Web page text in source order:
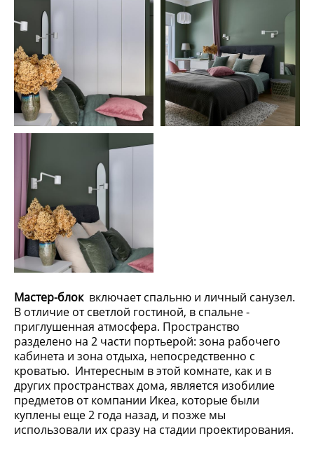
Мастер-блок включает спальню и личный санузел.
В отличие от светлой гостиной, в спальне -
приглушенная атмосфера. Пространство
разделено на 2 части портьерой: зона рабочего
кабинета и зона отдыха, непосредственно с
кроватью. Интересным в этой комнате, как и в
других пространствах дома, является изобилие
предметов от компании Икеа, которые были
куплены еще 2 года назад, и позже мы
использовали их сразу на стадии проектирования.